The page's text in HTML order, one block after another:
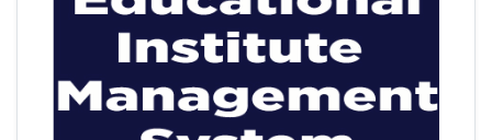
বাজেটের মধ্যে প্রাইভেট ইউনিভার্সিটিতে অনার্স পড়ার সুযোগ।